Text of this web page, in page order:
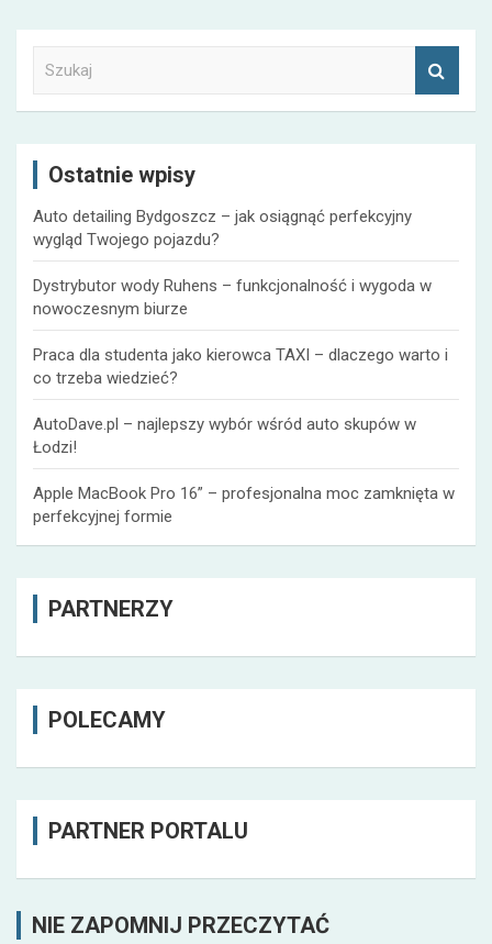
Ostatnie wpisy
Auto detailing Bydgoszcz – jak osiągnąć perfekcyjny
wygląd Twojego pojazdu?
Dystrybutor wody Ruhens – funkcjonalność i wygoda w
nowoczesnym biurze
Praca dla studenta jako kierowca TAXI – dlaczego warto i
co trzeba wiedzieć?
AutoDave.pl – najlepszy wybór wśród auto skupów w
Łodzi!
Apple MacBook Pro 16” – profesjonalna moc zamknięta w
perfekcyjnej formie
PARTNERZY
POLECAMY
PARTNER PORTALU
NIE ZAPOMNIJ PRZECZYTAĆ